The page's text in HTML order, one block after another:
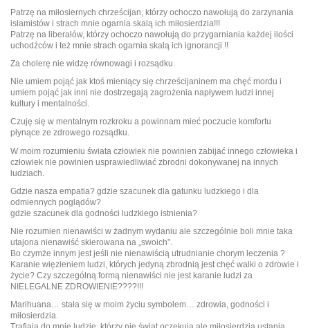
Patrzę na miłosiernych chrześcijan, którzy ochoczo nawołują do zarzynania
islamistów i strach mnie ogarnia skalą ich miłosierdzia!!!
Patrzę na liberałów, którzy ochoczo nawołują do przygarniania każdej ilości
uchodźców i też mnie strach ogarnia skalą ich ignorancji !!
Za cholerę nie widzę równowagi i rozsądku.
Nie umiem pojąć jak ktoś mieniący się chrześcijaninem ma chęć mordu i
umiem pojąć jak inni nie dostrzegają zagrożenia napływem ludzi innej
kultury i mentalności.
Czuję się w mentalnym rozkroku a powinnam mieć poczucie komfortu
płynące ze zdrowego rozsądku.
W moim rozumieniu świata człowiek nie powinien zabijać innego człowieka i
człowiek nie powinien usprawiedliwiać zbrodni dokonywanej na innych
ludziach.
Gdzie nasza empatia? gdzie szacunek dla gatunku ludzkiego i dla
odmiennych poglądów?
gdzie szacunek dla godności ludzkiego istnienia?
Nie rozumien nienawiści w żadnym wydaniu ale szczególnie boli mnie taka
utajona nienawiść skierowana na „swoich”.
Bo czymże innym jest jeśli nie nienawiścią utrudnianie chorym leczenia ?
Karanie więzieniem ludzi, których jedyną zbrodnią jest chęć walki o zdrowie i
życie? Czy szczególną formą nienawiści nie jest karanie ludzi za
NIELEGALNE ZDROWIENIE????!!!
Marihuana… stała się w moim życiu symbolem… zdrowia, godności i
miłosierdzia.